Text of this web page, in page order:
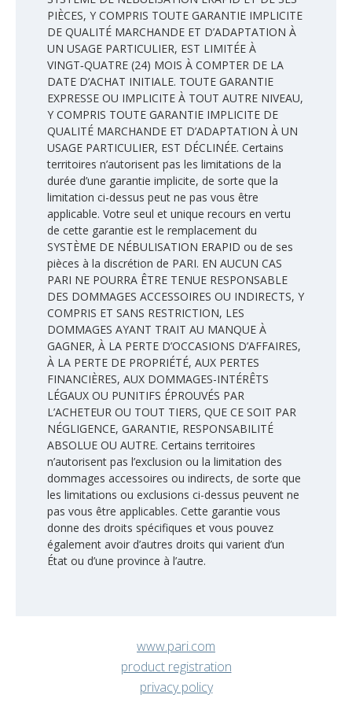
PIÈCES, Y COMPRIS TOUTE GARANTIE IMPLICITE
DE QUALITÉ MARCHANDE ET D’ADAPTATION À
UN USAGE PARTICULIER, EST LIMITÉE À
VINGT‑QUATRE (24) MOIS À COMPTER DE LA
DATE D’ACHAT INITIALE. TOUTE GARANTIE
EXPRESSE OU IMPLICITE À TOUT AUTRE NIVEAU,
Y COMPRIS TOUTE GARANTIE IMPLICITE DE
QUALITÉ MARCHANDE ET D’ADAPTATION À UN
USAGE PARTICULIER, EST DÉCLINÉE. Certains
territoires n’autorisent pas les limitations de la
durée d’une garantie implicite, de sorte que la
limitation ci-dessus peut ne pas vous être
applicable. Votre seul et unique recours en vertu
de cette garantie est le remplacement du
SYSTÈME DE NÉBULISATION ERAPID ou de ses
pièces à la discrétion de PARI. EN AUCUN CAS
PARI NE POURRA ÊTRE TENUE RESPONSABLE
DES DOMMAGES ACCESSOIRES OU INDIRECTS, Y
COMPRIS ET SANS RESTRICTION, LES
DOMMAGES AYANT TRAIT AU MANQUE À
GAGNER, À LA PERTE D’OCCASIONS D’AFFAIRES,
À LA PERTE DE PROPRIÉTÉ, AUX PERTES
FINANCIÈRES, AUX DOMMAGES-INTÉRÊTS
LÉGAUX OU PUNITIFS ÉPROUVÉS PAR
L’ACHETEUR OU TOUT TIERS, QUE CE SOIT PAR
NÉGLIGENCE, GARANTIE, RESPONSABILITÉ
ABSOLUE OU AUTRE. Certains territoires
n’autorisent pas l’exclusion ou la limitation des
dommages accessoires ou indirects, de sorte que
les limitations ou exclusions ci-dessus peuvent ne
pas vous être applicables. Cette garantie vous
donne des droits spécifiques et vous pouvez
également avoir d’autres droits qui varient d’un
État ou d’une province à l’autre.
www.pari.com
product registration
privacy policy